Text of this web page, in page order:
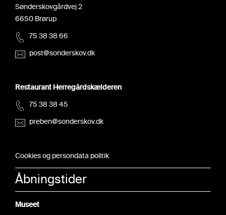
Sønderskovgårdvej 2
6650 Brørup
75 38 38 66
post@sonderskov.dk
Restaurant Herregårdskælderen
75 38 38 45
preben@sonderskov.dk
Cookies og persondata politik
Åbningstider
Museet